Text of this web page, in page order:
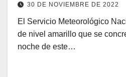
30 DE NOVIEMBRE DE 2022
El Servicio Meteorológico
de nivel amarillo que se
noche de este…